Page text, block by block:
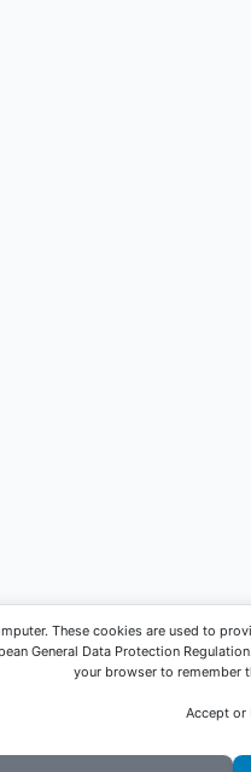
These cookies are used to
General Data Protection
your browser to remember
Accept or